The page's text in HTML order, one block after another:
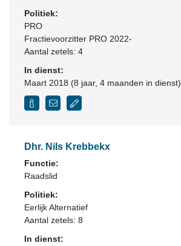
Politiek:
PRO
Fractievoorzitter PRO 2022-
Aantal zetels: 4
In dienst:
Maart 2018 (8 jaar, 4 maanden in dienst)
Dhr. Nils Krebbekx
Functie:
Raadslid
Politiek:
Eerlijk Alternatief
Aantal zetels: 8
In dienst: